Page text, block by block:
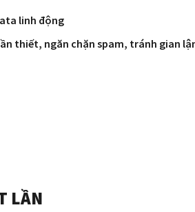
linh động
thiết, ngăn chặn spam, tránh gian
LẦN